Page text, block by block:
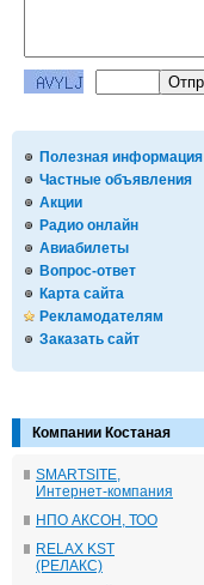
Полезная информация
Частные объявления
Акции
Радио онлайн
Авиабилеты
Вопрос-ответ
Карта сайта
Рекламодателям
Заказать сайт
Компании Костаная
SMARTSITE,
Интернет-компания
НПО АКСОН, ТОО
RELAX KST
(РЕЛАКС)